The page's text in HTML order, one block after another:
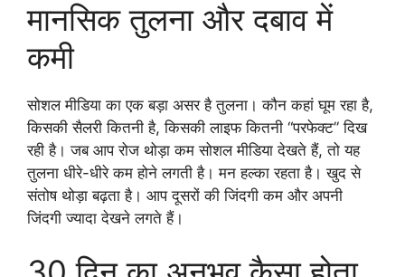
मानसिक तुलना और दबाव में
कमी
सोशल मीडिया का एक बड़ा असर है तुलना। कौन कहां घूम रहा है,
किसकी सैलरी कितनी है, किसकी लाइफ कितनी “परफेक्ट” दिख
रही है। जब आप रोज थोड़ा कम सोशल मीडिया देखते हैं, तो यह
तुलना धीरे-धीरे कम होने लगती है। मन हल्का रहता है। खुद से
संतोष थोड़ा बढ़ता है। आप दूसरों की जिंदगी कम और अपनी
जिंदगी ज्यादा देखने लगते हैं।